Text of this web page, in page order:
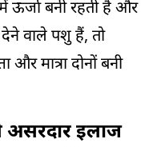
बनी रहती है और
वाले पशु हैं, तो
मात्रा दोनों बनी
इलाज